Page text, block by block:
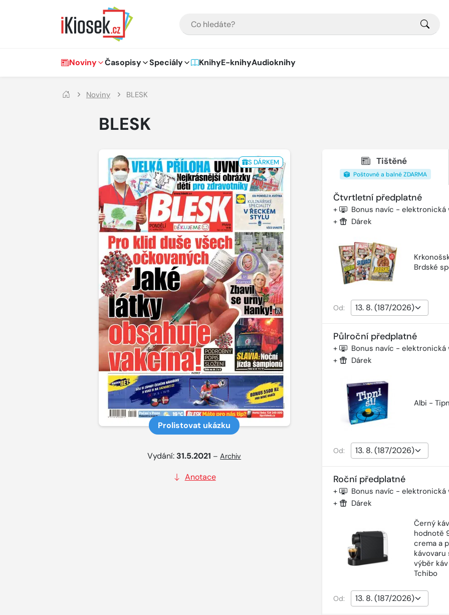
Hlavní navigace
Noviny Časopisy Speciály KnihyE-knihyAudioknihy
Noviny BLESK
BLESK
S DÁRKEM
Prolistovat ukázku
Vydání: 31.5.2021 –Archiv
Anotace
Tištěné
Poštovné a balné ZDARMA
Čtvrtletní předplatné
+ Bonus navíc - elektronická
+ Dárek
Brdské
Od:
Půlroční předplatné
+ Bonus navíc - elektronická
+ Dárek
Albi -
Od:
Roční předplatné
+ Bonus navíc - elektronická
+
Dárek
Černý
hodnotě
crema a
kávovaru
výběr
Tchibo
Od: